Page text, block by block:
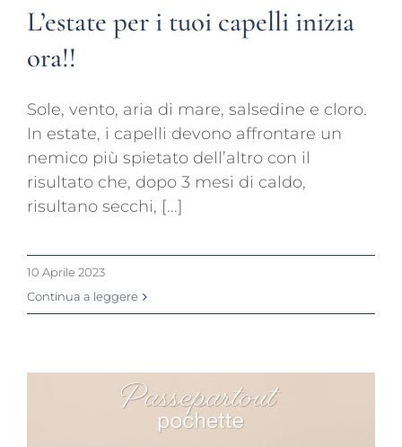
L’estate per i tuoi capelli inizia
ora!!
Sole, vento, aria di mare, salsedine e cloro.
In estate, i capelli devono affrontare un
nemico più spietato dell’altro con il
risultato che, dopo 3 mesi di caldo,
risultano secchi, [...]
10 Aprile 2023
Continua a leggere